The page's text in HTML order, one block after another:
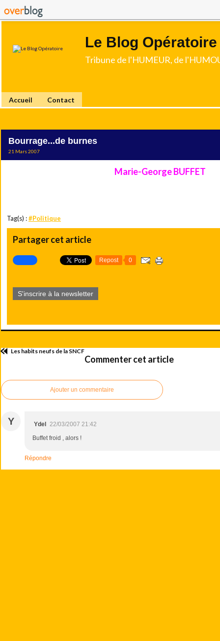
Le Blog Opératoire
Tribune de l'HUMEUR, de
Accueil Contact
Bourrage...de burnes
21 Mars 2007
Marie-George BUFFET
Tag(s) :#Politique
Partager cet article
Repost 0
S'inscrire à la newsletter
Les habits neufs de la SNCF
Commenter cet article
Ajouter un commentaire
Y Ydel
22/03/2007 21:42
Buffet froid , alors !
Répondre